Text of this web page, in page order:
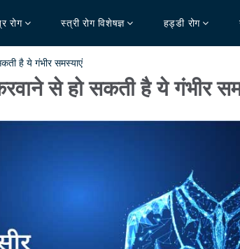
रोग स्त्री रोग विशेषज्ञ हड्डी रोग
है ये गंभीर समस्याएं
से हो सकती है ये गंभीर